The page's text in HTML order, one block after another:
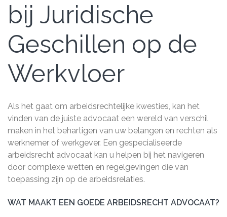
bij Juridische
Geschillen op de
Werkvloer
Als het gaat om arbeidsrechtelijke kwesties, kan het
vinden van de juiste advocaat een wereld van verschil
maken in het behartigen van uw belangen en rechten als
werknemer of werkgever. Een gespecialiseerde
arbeidsrecht advocaat kan u helpen bij het navigeren
door complexe wetten en regelgevingen die van
toepassing zijn op de arbeidsrelaties.
WAT MAAKT EEN GOEDE ARBEIDSRECHT ADVOCAAT?